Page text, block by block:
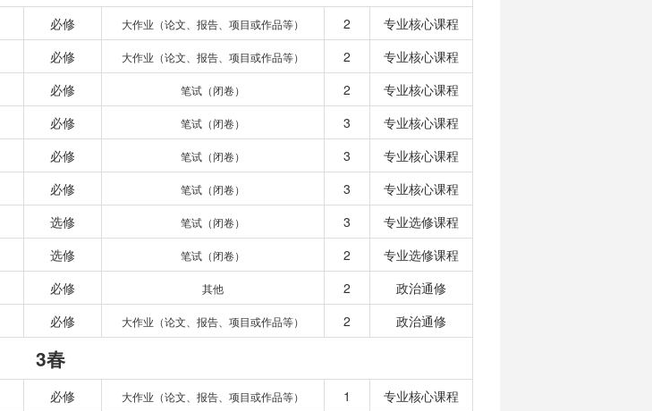
必修 大作业（论文、报告、项目或作品等） 2
专业核心课程
必修 大作业（论文、报告、项目或作品等） 2
专业核心课程
必修 笔试（闭卷） 2
专业核心课程
必修 笔试（闭卷） 3
专业核心课程
必修 笔试（闭卷） 3
专业核心课程
必修 笔试（闭卷） 3
专业核心课程
选修 笔试（闭卷） 3
专业选修课程
选修 笔试（闭卷） 2
专业选修课程
必修 其他 2
政治通修
必修 大作业（论文、报告、项目或作品等） 2 政治通修
3春
必修 大作业（论文、报告、项目或作品等） 1
专业核心课程